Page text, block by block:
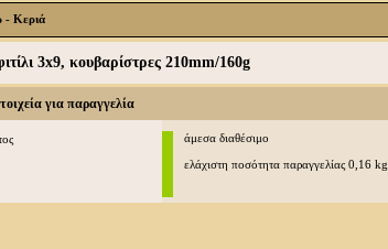
- Κεριά
3x9, κουβαρίστρες 210mm/160g
για παραγγελία
άμεσα διαθέσιμο
ελάχιστη ποσότητα παραγγελίας 0,16 kg